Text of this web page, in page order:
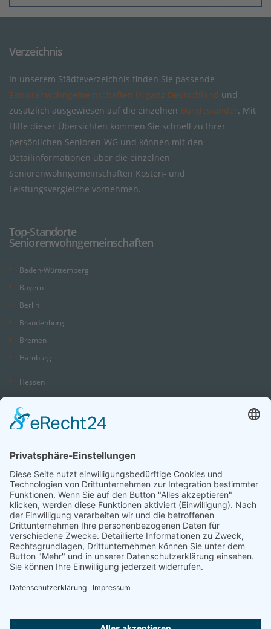
Verzeichnis
In unserem Städteverzeichnis finden Sie passende
Seniorenwohngemeinschaften in ganz Deutschland und
zusätzlich ausgewiesen auf die einzelnen Bundesländer. Mit
Hilfe dieser Übersichten kommen Sie schnell zu Ihrer
persönlichen Senioren-WG und können mit den
Detailinformationen über die einzelnen
Seniorenwohngemeinschaften Kosten- und
Leistungsvergleiche vornehmen.
Top-Standorte
Seniorenwohngemeinschaften
Baden-Württemberg
Bayern
Berlin
Brandenburg
Bremen
Hamburg
Hessen
Mecklenburg-Vorpommern
Niedersachsen
Rheinland-Pfalz
Saarland
Sachsen
Sachsen-Anhalt
Schleswig-Holstein
Thüringen